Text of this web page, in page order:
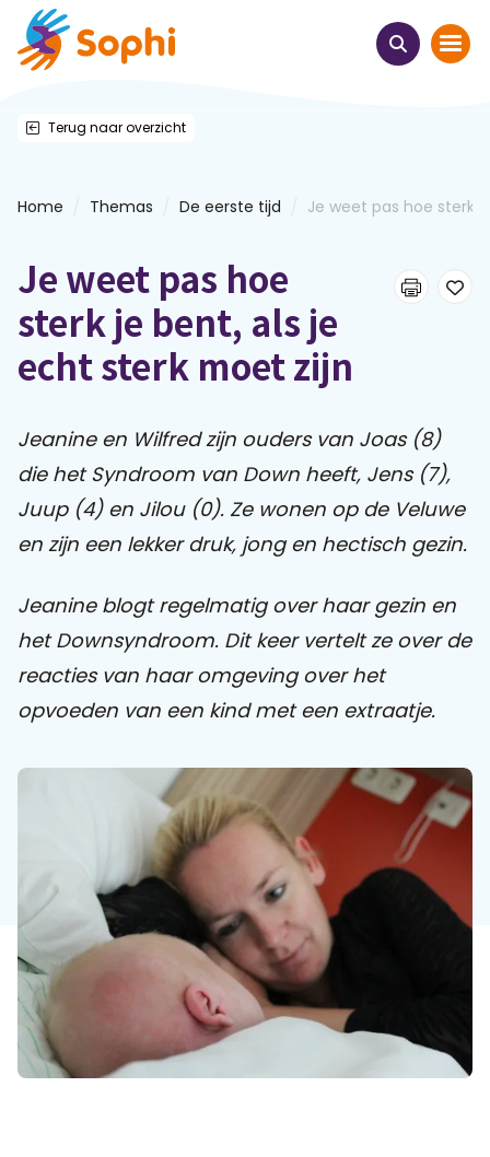
Thema's
Leren & ontmoeten
Webinars
E-learnings
Themabijeenkomsten
Praat mee
Clientdossier Wiki
Mijn
Over
Contact
Terug naar overzicht
Home Themas De eerste tijd Je weet pas hoe sterk
Je weet pas hoe
sterk je bent, als je
echt sterk moet zijn
Jeanine en Wilfred zijn ouders van Joas (8)
die het Syndroom van Down heeft, Jens (7),
Juup (4) en Jilou (0). Ze wonen op de Veluwe
en zijn een lekker druk, jong en hectisch gezin.
Jeanine blogt regelmatig over haar gezin en
het Downsyndroom. Dit keer vertelt ze over de
reacties van haar omgeving over het
opvoeden van een kind met een extraatje.